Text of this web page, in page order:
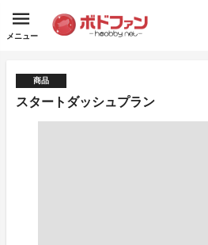
メニュー
商品
スタートダッシュプラン